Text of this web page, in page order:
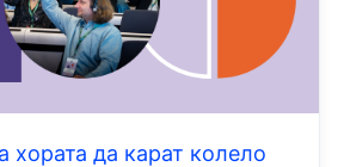
хората да карат колело